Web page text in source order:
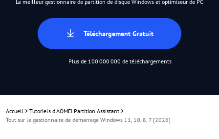
Le meilleur gestionnaire de partition de disque Windows et optimiseur de PC
Téléchargement Gratuit
Plus de 100 000 000 de téléchargements
Accueil > Tutoriels d'AOMEI Partition Assistant >
Tout sur le gestionnaire de démarrage Windows 11, 10, 8, 7 [2026]